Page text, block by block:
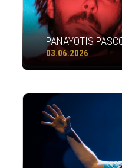
PANAYOTIS
03.06.2026